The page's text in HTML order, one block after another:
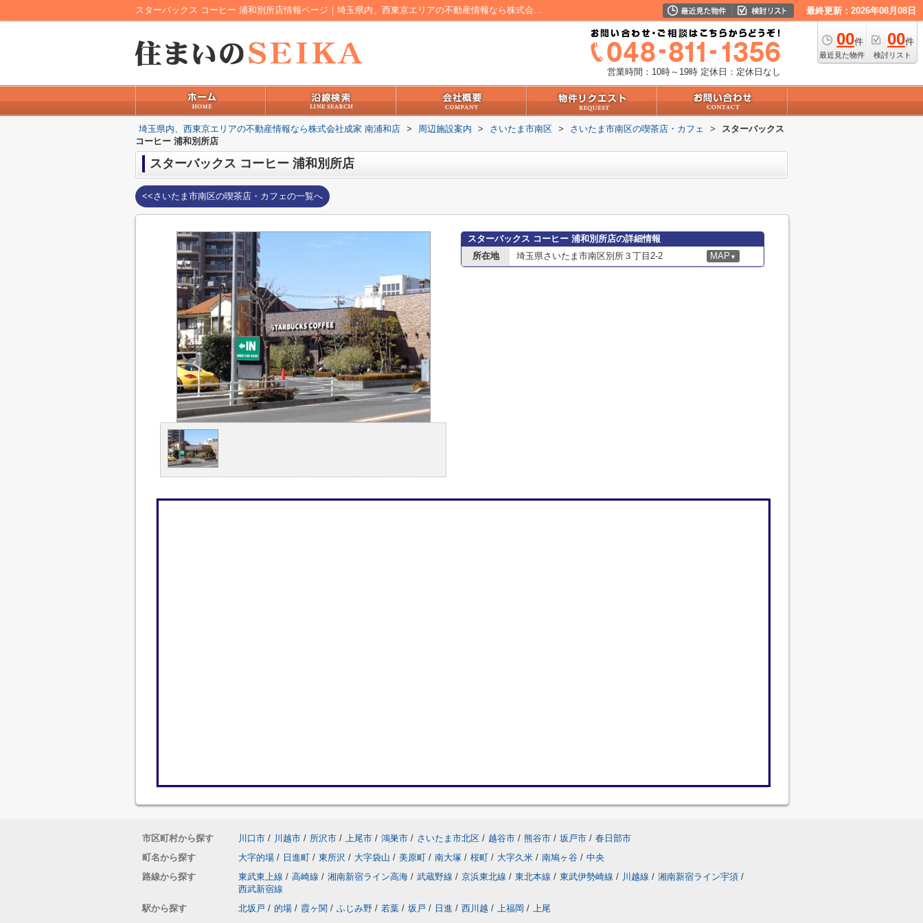
スターバックス コーヒー 浦和別所店情報ページ｜埼玉県内、西東京エリアの不動産情報なら株式会社成家 南浦和店 最終更新：2026年08月08日
00件
最近見た物件
00件
検討リスト
営業時間：10時～19時 定休日：定休日なし
埼玉県内、西東京エリアの不動産情報なら株式会社成家 南浦和店 > 周辺施設案内 > さいたま市南区 > さいたま市南区の喫茶店・カフェ >
スターバックス
コーヒー 浦和別所店
スターバックス コーヒー 浦和別所店
<<さいたま市南区の喫茶店・カフェの一覧へ
スターバックス コーヒー 浦和別所店の詳細情報
所在地
埼玉県さいたま市南区別所３丁目2-2 MAP ▼
市区町村から探す 川口市 / 川越市 / 所沢市 / 上尾市 / 鴻巣市 / さいたま市北区 / 越谷市 / 熊谷市 / 坂戸市 / 春日部市
町名から探す
大字的場 / 日進町 / 東所沢 / 大字袋山 / 美原町 / 南大塚 / 桜町 / 大字久米 / 南鳩ヶ谷 / 中央
路線から探す
東武東上線 / 高崎線 / 湘南新宿ライン高海 / 武蔵野線 / 京浜東北線 / 東北本線 / 東武伊勢崎線 / 川越線 / 湘南新宿ライン宇須 /
西武新宿線
駅から探す
北坂戸 / 的場 / 霞ヶ関 / ふじみ野 / 若葉 / 坂戸 / 日進 / 西川越 / 上福岡 / 上尾